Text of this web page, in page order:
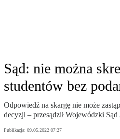
Sąd: nie można
studentów bez
Odpowiedź na skargę nie może
decyzji – przesądził Wojewódzki
Publikacja: 09.05.2022 07:27